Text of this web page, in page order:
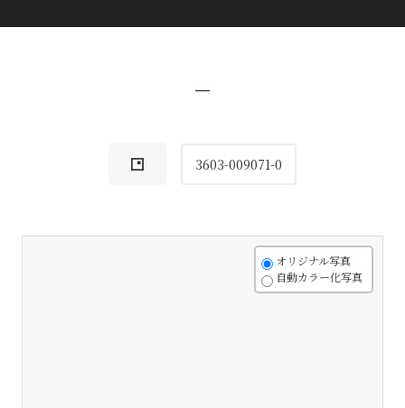
−
3603-009071-0
オリジナル写真
自動カラー化写真